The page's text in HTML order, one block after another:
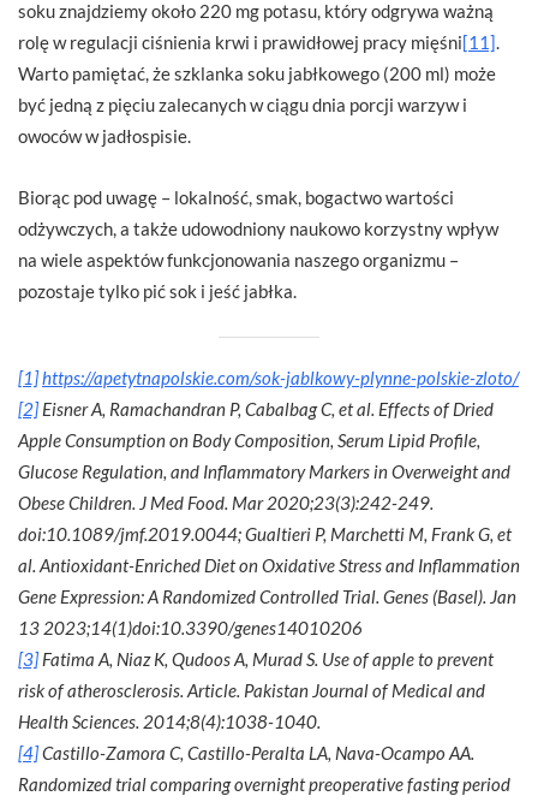
soku znajdziemy około 220 mg potasu, który odgrywa ważną
rolę w regulacji ciśnienia krwi i prawidłowej pracy mięśni[11]
Warto pamiętać, że szklanka soku jabłkowego (200 ml) może
być jedną z pięciu zalecanych w ciągu dnia porcji warzyw i
owoców w jadłospisie.
Biorąc pod uwagę – lokalność, smak, bogactwo wartości
odżywczych, a także udowodniony naukowo korzystny wpływ
na wiele aspektów funkcjonowania naszego organizmu –
pozostaje tylko pić sok i jeść jabłka.
[1] https://apetytnapolskie.com/sok-jablkowy-plynne-polskie-zloto/
[2] Eisner A, Ramachandran P, Cabalbag C, et al. Effects of Dried
Apple Consumption on Body Composition, Serum Lipid Profile,
Glucose Regulation, and Inflammatory Markers in Overweight and
Obese Children. J Med Food. Mar 2020;23(3):242-249.
doi:10.1089/jmf.2019.0044; Gualtieri P, Marchetti M, Frank G, et
al. Antioxidant-Enriched Diet on Oxidative Stress and Inflammation
Gene Expression: A Randomized Controlled Trial. Genes (Basel). Jan
13 2023;14(1)doi:10.3390/genes14010206
[3] Fatima A, Niaz K, Qudoos A, Murad S. Use of apple to prevent
risk of atherosclerosis. Article. Pakistan Journal of Medical and
Health Sciences. 2014;8(4):1038-1040.
[4]Castillo-Zamora C, Castillo-Peralta LA, Nava-Ocampo AA.
Randomized trial comparing overnight preoperative fasting period